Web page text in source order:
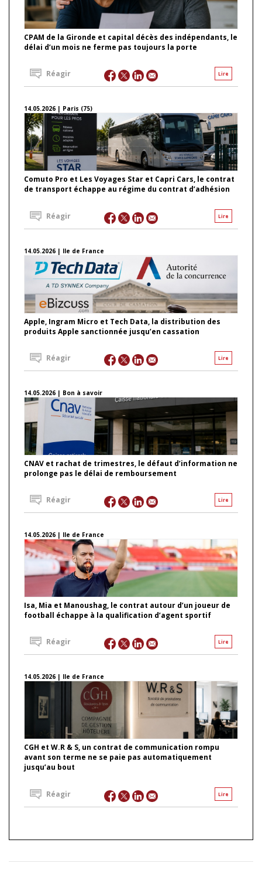
CPAM de la Gironde et capital décès des indépendants, le
délai d’un mois ne ferme pas toujours la porte
Lire
Réagir
14.05.2026 | Paris (75)
Comuto Pro et Les Voyages Star et Capri Cars, le contrat
de transport échappe au régime du contrat d’adhésion
Lire
Réagir
14.05.2026 | Ile de France
Apple, Ingram Micro et Tech Data, la distribution des
produits Apple sanctionnée jusqu’en cassation
Lire
Réagir
14.05.2026 | Bon à savoir
CNAV et rachat de trimestres, le défaut d’information ne
prolonge pas le délai de remboursement
Lire
Réagir
14.05.2026 | Ile de France
Isa, Mia et Manoushag, le contrat autour d’un joueur de
football échappe à la qualification d’agent sportif
Lire
Réagir
14.05.2026 | Ile de France
CGH et W.R & S, un contrat de communication rompu
avant son terme ne se paie pas automatiquement
jusqu’au bout
Lire
Réagir